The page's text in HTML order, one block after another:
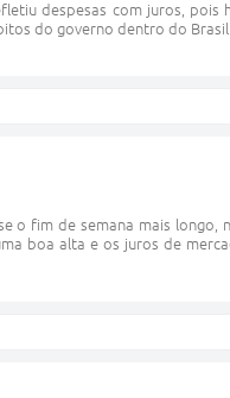
despesas com juros,
do governo dentro do
o fim de semana mais
boa alta e os juros de